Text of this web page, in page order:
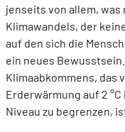
jenseits von allem,
Klimawandels, der
auf den sich die
ein neues
Klimaabkommens, das
Erderwärmung auf 2
Niveau zu begrenzen,